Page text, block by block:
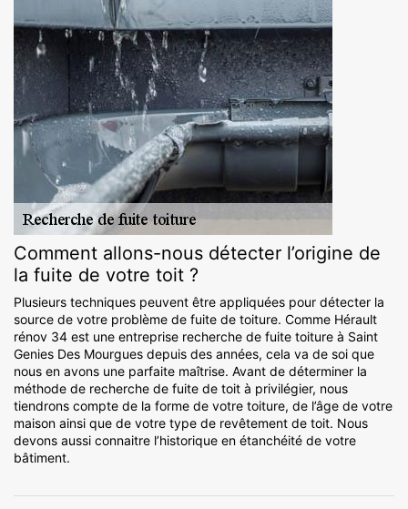
Comment allons-nous détecter l’origine de
la fuite de votre toit ?
Plusieurs techniques peuvent être appliquées pour détecter la
source de votre problème de fuite de toiture. Comme Hérault
rénov 34 est une entreprise recherche de fuite toiture à Saint
Genies Des Mourgues depuis des années, cela va de soi que
nous en avons une parfaite maîtrise. Avant de déterminer la
méthode de recherche de fuite de toit à privilégier, nous
tiendrons compte de la forme de votre toiture, de l’âge de votre
maison ainsi que de votre type de revêtement de toit. Nous
devons aussi connaitre l’historique en étanchéité de votre
bâtiment.